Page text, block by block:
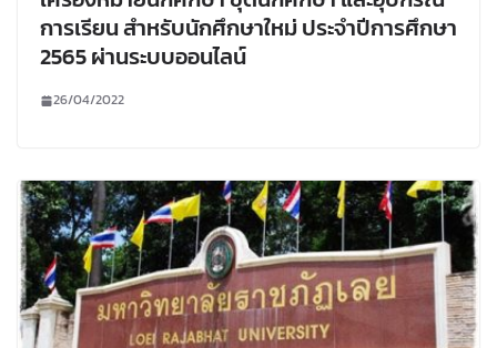
การเรียน สำหรับนักศึกษาใหม่ ประจำปีการศึกษา
2565 ผ่านระบบออนไลน์
26/04/2022